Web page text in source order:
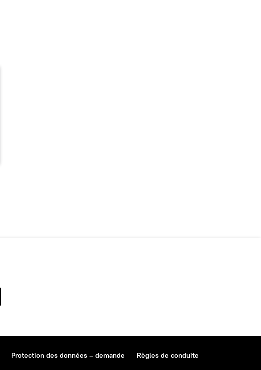
Protection des données – demande
Règles de conduite